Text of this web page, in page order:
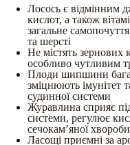
Лосось є відмінним
кислот, а також
загальне
та шерсті
Не містять зернових
особливо чутливим
Плоди шипшини
зміцнюють імунітет
судинної системи
Журавлина сприяє
системи, регулює
сечокам’яної хвороби
Ласощі приємні за